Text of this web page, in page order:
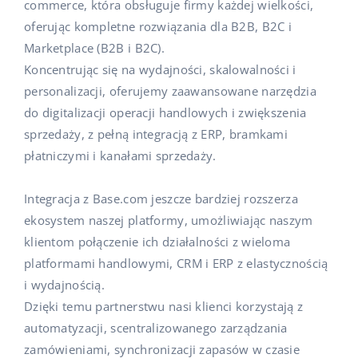
commerce, która obsługuje firmy każdej wielkości,
oferując kompletne rozwiązania dla B2B, B2C i
Marketplace (B2B i B2C).
Koncentrując się na wydajności, skalowalności i
personalizacji, oferujemy zaawansowane narzędzia
do digitalizacji operacji handlowych i zwiększenia
sprzedaży, z pełną integracją z ERP, bramkami
płatniczymi i kanałami sprzedaży.
Integracja z Base.com jeszcze bardziej rozszerza
ekosystem naszej platformy, umożliwiając naszym
klientom połączenie ich działalności z wieloma
platformami handlowymi, CRM i ERP z elastycznością
i wydajnością.
Dzięki temu partnerstwu nasi klienci korzystają z
automatyzacji, scentralizowanego zarządzania
zamówieniami, synchronizacji zapasów w czasie